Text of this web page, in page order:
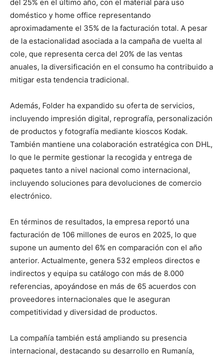
del 25% en el último año, con el material para uso
doméstico y home office representando
aproximadamente el 35% de la facturación total. A pesar
de la estacionalidad asociada a la campaña de vuelta al
cole, que representa cerca del 20% de las ventas
anuales, la diversificación en el consumo ha contribuido a
mitigar esta tendencia tradicional.
Además, Folder ha expandido su oferta de servicios,
incluyendo impresión digital, reprografía, personalización
de productos y fotografía mediante kioscos Kodak.
También mantiene una colaboración estratégica con DHL,
lo que le permite gestionar la recogida y entrega de
paquetes tanto a nivel nacional como internacional,
incluyendo soluciones para devoluciones de comercio
electrónico.
En términos de resultados, la empresa reportó una
facturación de 106 millones de euros en 2025, lo que
supone un aumento del 6% en comparación con el año
anterior. Actualmente, genera 532 empleos directos e
indirectos y equipa su catálogo con más de 8.000
referencias, apoyándose en más de 65 acuerdos con
proveedores internacionales que le aseguran
competitividad y diversidad de productos.
La compañía también está ampliando su presencia
internacional, destacando su desarrollo en Rumanía,